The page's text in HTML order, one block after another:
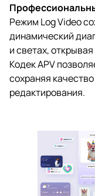
Режим Log Video
динамический
и светах,
Кодек APV
сохраняя
редактирования.